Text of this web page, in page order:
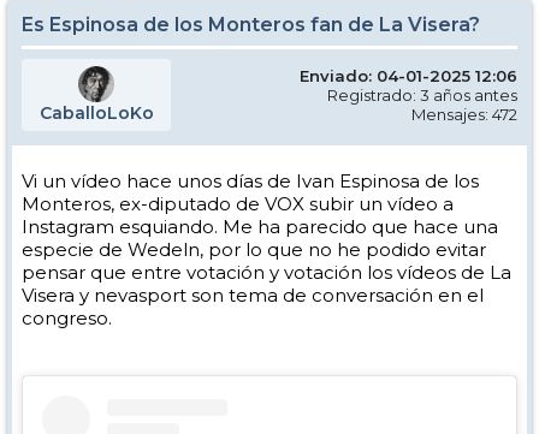
Es Espinosa de los Monteros fan de La Visera?
CaballoLoKo
Enviado: 04-01-2025 12:06
Registrado: 3 años antes
Mensajes: 472
Vi un vídeo hace unos días de Ivan Espinosa de los
Monteros, ex-diputado de VOX subir un vídeo a
Instagram esquiando. Me ha parecido que hace una
especie de Wedeln, por lo que no he podido evitar
pensar que entre votación y votación los vídeos de La
Visera y nevasport son tema de conversación en el
congreso.